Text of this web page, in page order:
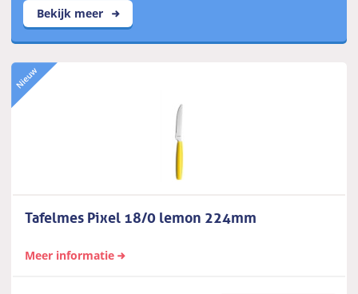
Bekijk meer
Tafelmes Pixel 18/0 lemon 224mm
Meer informatie